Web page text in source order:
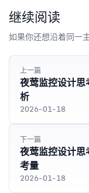
继续阅读
如果你还想沿着同一
上一篇
夜莺监控设计
析
2026-01-18
下一篇
夜莺监控设计
考量
2026-01-18